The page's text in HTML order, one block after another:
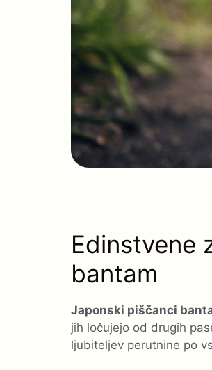
Edinstvene
bantam
Japonski piščanci
jih ločujejo od drugih
ljubiteljev perutnine po